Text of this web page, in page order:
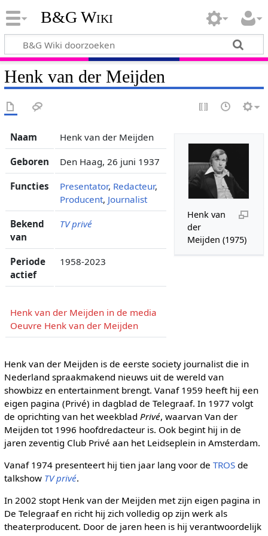
B&G Wiki
Henk van der Meijden
Henk van
der
Meijden (1975)
Naam Henk van der Meijden
Geboren Den Haag, 26 juni 1937
Functies Presentator, Redacteur,
Producent, Journalist
Bekend
van
TV privé
Periode
actief
1958-2023
Henk van der Meijden in de media
Oeuvre Henk van der Meijden
Henk van der Meijden is de eerste society journalist die in
Nederland spraakmakend nieuws uit de wereld van
showbizz en entertainment brengt. Vanaf 1959 heeft hij een
eigen pagina (Privé) in dagblad de Telegraaf. In 1977 volgt
de oprichting van het weekblad Privé, waarvan Van der
Meijden tot 1996 hoofdredacteur is. Ook begint hij in de
jaren zeventig Club Privé aan het Leidseplein in Amsterdam.
Vanaf 1974 presenteert hij tien jaar lang voor de TROSde
talkshow TV privé.
In 2002 stopt Henk van der Meijden met zijn eigen pagina in
De Telegraaf en richt hij zich volledig op zijn werk als
theaterproducent. Door de jaren heen is hij verantwoordelijk